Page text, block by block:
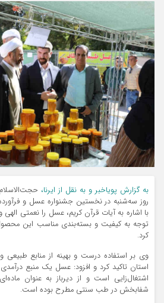
به گزارش پویاخبر و به نقل از ایرنا،
روز سه‌شنبه در نخستین جشنواره عسل و
با اشاره به آیات قرآن کریم، عسل را نعمتی
توجه به کیفیت و بسته‌بندی مناسب این محصول
کرد.
وی بر استفاده درست و بهینه از منابع طبیعی و
استان تاکید کرد و افزود: عسل یک منبع
اشتغال‌زایی است و از دیرباز به عنوان
شفابخش در طب سنتی مطرح بوده است.